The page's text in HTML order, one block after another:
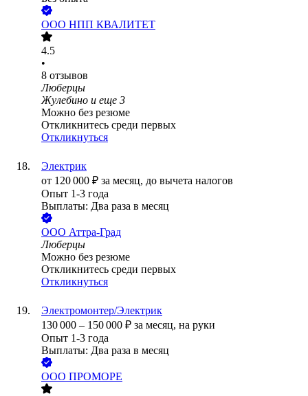
ООО НПП КВАЛИТЕТ
4.5
•
8 отзывов
Люберцы
Жулебино и еще 3
Можно без резюме
Откликнитесь среди первых
Откликнуться
Электрик
от 120 000 ₽ за месяц, до вычета налогов
Опыт 1-3 года
Выплаты: Два раза в месяц
ООО Аттра-Град
Люберцы
Можно без резюме
Откликнитесь среди первых
Откликнуться
Электромонтер/Электрик
130 000 – 150 000 ₽ за месяц, на руки
Опыт 1-3 года
Выплаты: Два раза в месяц
ООО ПРОМОРЕ